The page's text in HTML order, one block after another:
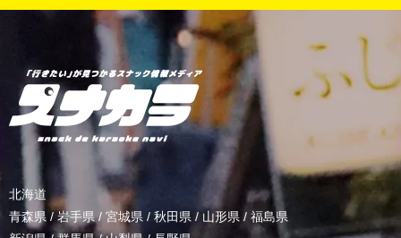
北海道
青森県 / 岩手県/ 宮城県 / 秋田県 / 山形県/ 福島県